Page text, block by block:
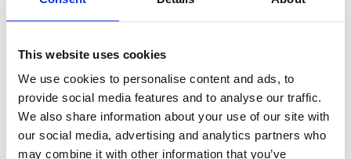
This website uses cookies
We use cookies to personalise content and ads, to
provide social media features and to analyse our traffic.
We also share information about your use of our site with
our social media, advertising and analytics partners who
may combine it with other information that you’ve
Überwacht und gesteuert wird der Satellit
von sogenannten Satellite Operation
Centers (SOCs) aus. Das SOC für die
ASTRA Satelliten befindet sich am
Unternehmenssitz unserer Mutterfirma
SES im luxemburgischen Betzdorf. Die